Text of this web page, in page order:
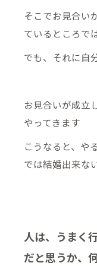
そこでお見合い
ているところで
でも、それに自
お見合いが成立
やってきます
こうなると、や
では結婚出来な
人は、うまく
だと思うか、